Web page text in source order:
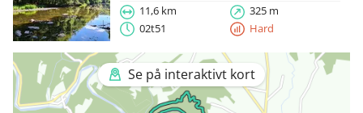
11,6 km
325 m
02t51
Hard
Se på interaktivt kort